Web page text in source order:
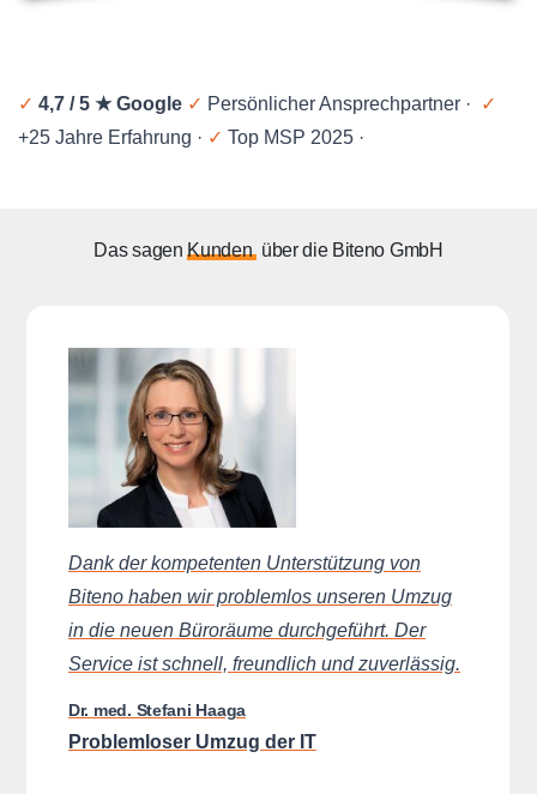
✓ 4,7 / 5 ★ Google ✓ Persönlicher Ansprechpartner ·
✓
+25 Jahre Erfahrung · ✓ Top MSP 2025 ·
Das sagenKunden über die Biteno GmbH
Dank der kompetenten Unterstützung von
Biteno haben wir problemlos unseren Umzug
in die neuen Büroräume durchgeführt. Der
Service ist schnell, freundlich und zuverlässig.
Dr. med. Stefani Haaga
Problemloser Umzug der IT